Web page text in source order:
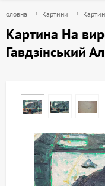
Головна Картини
Картина На
Гавдзінський